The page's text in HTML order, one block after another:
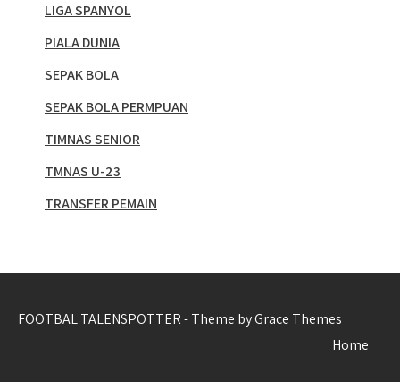
LIGA SPANYOL
PIALA DUNIA
SEPAK BOLA
SEPAK BOLA PERMPUAN
TIMNAS SENIOR
TMNAS U-23
TRANSFER PEMAIN
FOOTBAL TALENSPOTTER - Theme by Grace Themes
Home